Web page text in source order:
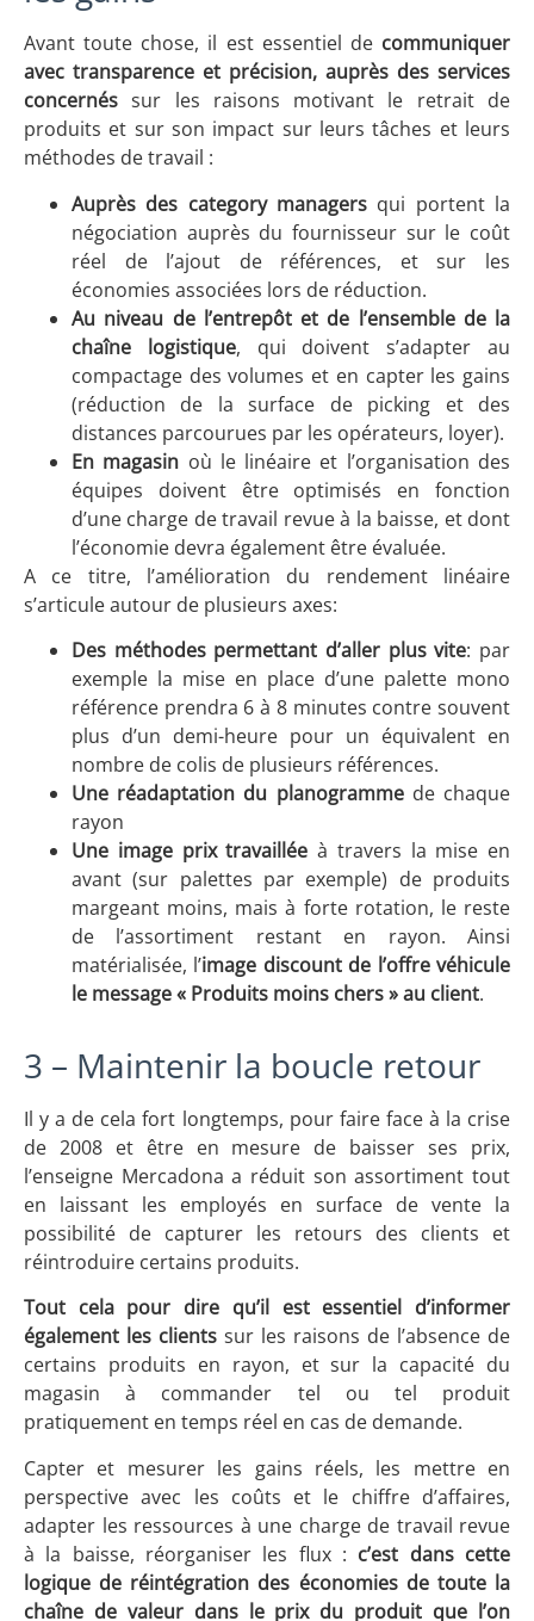
Avant toute chose, il est essentiel de communiquer
avec transparence et précision, auprès des services
concernés sur les raisons motivant le retrait de
produits et sur son impact sur leurs tâches et leurs
méthodes de travail :
Auprès des category managers qui portent la
négociation auprès du fournisseur sur le coût
réel de l’ajout de références, et sur les
économies associées lors de réduction.
Au niveau de l’entrepôt et de l’ensemble de la
chaîne logistique, qui doivent s’adapter au
compactage des volumes et en capter les gains
(réduction de la surface de picking et des
distances parcourues par les opérateurs, loyer).
En magasin où le linéaire et l’organisation des
équipes doivent être optimisés en fonction
d’une charge de travail revue à la baisse, et dont
l’économie devra également être évaluée.
A ce titre, l’amélioration du rendement linéaire
s’articule autour de plusieurs axes:
Des méthodes permettant d’aller plus vite: par
exemple la mise en place d’une palette mono
référence prendra 6 à 8 minutes contre souvent
plus d’un demi-heure pour un équivalent en
nombre de colis de plusieurs références.
Une réadaptation du planogrammede chaque
rayon
Une image prix travaillée à travers la mise en
avant (sur palettes par exemple) de produits
margeant moins, mais à forte rotation, le reste
de l’assortiment restant en rayon. Ainsi
matérialisée, l’image discount de l’offre véhicule
le message « Produits moins chers » au client.
3 – Maintenir la boucle retour
Il y a de cela fort longtemps, pour faire face à la crise
de 2008 et être en mesure de baisser ses prix,
l’enseigne Mercadona a réduit son assortiment tout
en laissant les employés en surface de vente la
possibilité de capturer les retours des clients et
réintroduire certains produits.
Tout cela pour dire qu’il est essentiel d’informer
également les clients sur les raisons de l’absence de
certains produits en rayon, et sur la capacité du
magasin à commander tel ou tel produit
pratiquement en temps réel en cas de demande.
Capter et mesurer les gains réels, les mettre en
perspective avec les coûts et le chiffre d’affaires,
adapter les ressources à une charge de travail revue
à la baisse, réorganiser les flux : c’est dans cette
logique de réintégration des économies de toute la
chaîne de valeur dans le prix du produit que l’on